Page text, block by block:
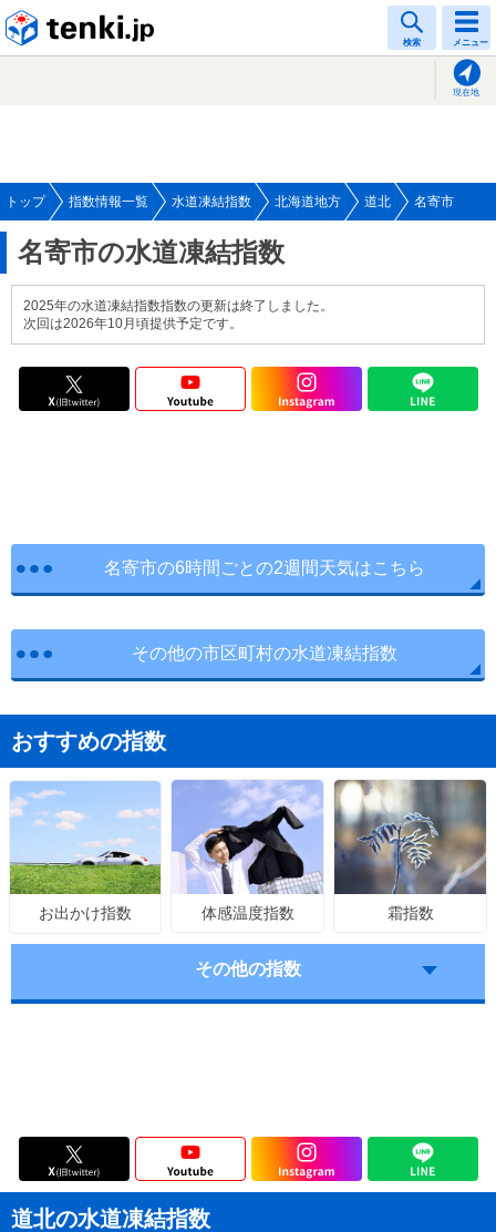
検索 メニュー
現在地
トップ 指数情報一覧 水道凍結指数 北海道地方 道北 名寄市
名寄市の水道凍結指数
2025年の水道凍結指数指数の更新は終了しました。
次回は2026年10月頃提供予定です。
名寄市の6時間ごとの2週間天気はこちら
その他の市区町村の水道凍結指数
おすすめの指数
お出かけ指数 体感温度指数 霜指数
その他の指数
道北の水道凍結指数